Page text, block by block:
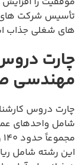
تأسیس شرکت های
های شغلی جذاب
چارت
مهندسی
چارت دروس
شامل واحدهای
این رشته شامل